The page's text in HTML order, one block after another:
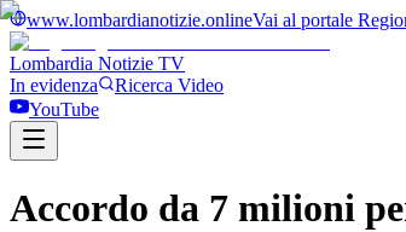
www.lombardianotizie.onlineVai al portale
Lombardia Notizie TV
In evidenza
Ricerca Video
YouTube
Accordo da 7 milioni